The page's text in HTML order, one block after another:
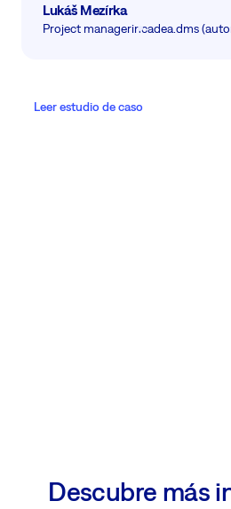
Lukáš Mezírka
Project managerincadea.dms
Leer estudio de caso
Descubre más